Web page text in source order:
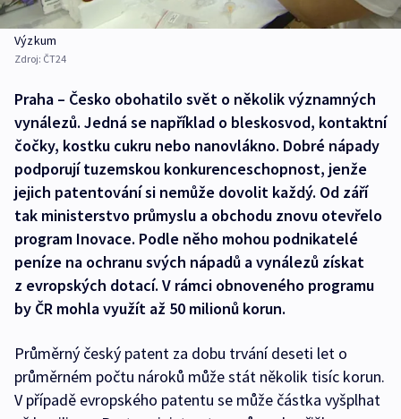
Výzkum
Zdroj: ČT24
Praha – Česko obohatilo svět o několik významných
vynálezů. Jedná se například o bleskosvod, kontaktní
čočky, kostku cukru nebo nanovlákno. Dobré nápady
podporují tuzemskou konkurenceschopnost, jenže
jejich patentování si nemůže dovolit každý. Od září
tak ministerstvo průmyslu a obchodu znovu otevřelo
program Inovace. Podle něho mohou podnikatelé
peníze na ochranu svých nápadů a vynálezů získat
z evropských dotací. V rámci obnoveného programu
by ČR mohla využít až 50 milionů korun.
Průměrný český patent za dobu trvání deseti let o
průměrném počtu nároků může stát několik tisíc korun.
V případě evropského patentu se může částka vyšplhat